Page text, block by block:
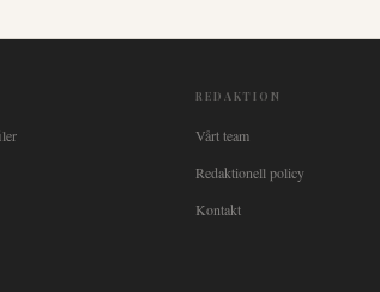
REDAKTION
Vårt team
Redaktionell policy
Kontakt